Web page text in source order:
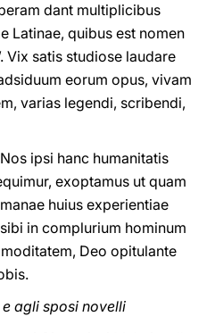
dant multiplicibus
Latinae, quibus est nomen
Vix satis studiose laudare
eorum opus, vivam
varias legendi, scribendi,
ipsi hanc humanitatis
exoptamus ut quam
huius experientiae
in complurium hominum
Deo opitulante
agli sposi novelli